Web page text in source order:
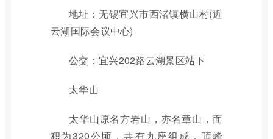
地址：无锡宜兴市西渚镇横山村(近
云湖国际会议中心)
公交：宜兴202路云湖景区站下
太华山
太华山原名方岩山，亦名章山，面
积为320公顷，共有九座组成，顶峰